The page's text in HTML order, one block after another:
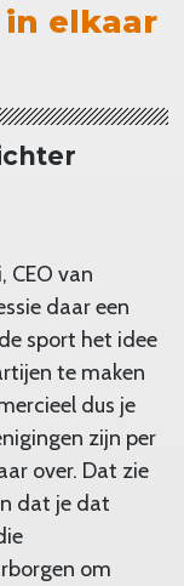
elkaar
CEO van
daar een
sport het idee
te maken
dus je
zijn per
over. Dat zie
dat je dat
om